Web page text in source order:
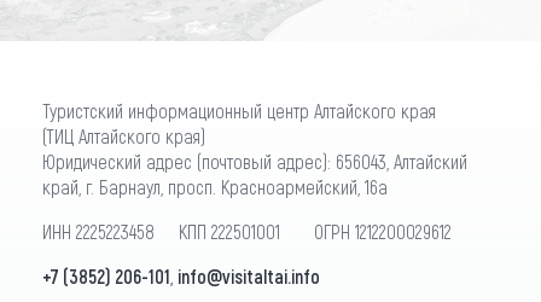
Туристский информационный центр Алтайского края
(ТИЦ Алтайского края)
Юридический адрес (почтовый адрес): 656043, Алтайский
край, г. Барнаул, просп. Красноармейский, 16а
ИНН 2225223458 КПП 222501001 ОГРН 1212200029612
+7 (3852) 206-101 info@visitaltai.info